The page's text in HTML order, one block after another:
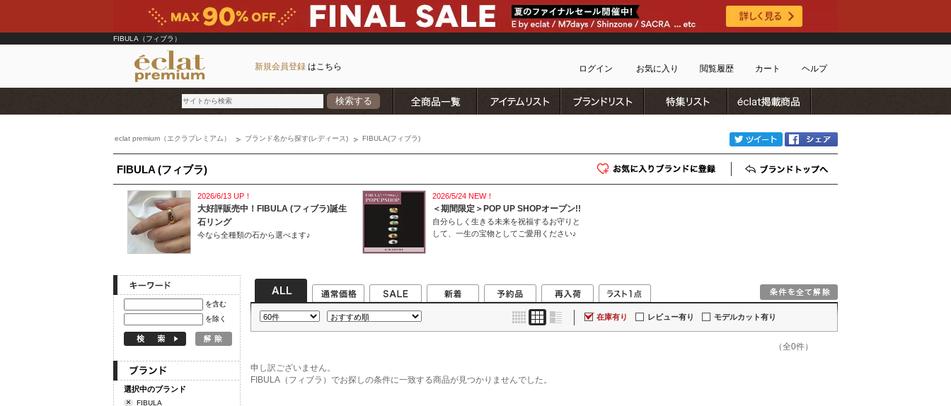
FIBULA（フィブラ）
新規会員登録 はこちら ログイン お気に入り 閲覧履歴 カート ヘルプ
お支払い方法について
キャンセルについて
返品・交換について
検索する
ブランド
カテゴリ
雑誌掲載アイテム
お気に入り
ランキング
雑誌･書籍(一緒に買うと送料無料)
定期購読
eclat premium（エクラプレミアム） ブランド名から探す(レディース) FIBULA(フィブラ)
FIBULA (フィブラ)
お気に入りブランド登録
2026/6/13 UP！
大好評販売中！FIBULA (フィブラ)誕生
石リング
今なら全種類の石から選べます♪
2026/5/24 NEW！
＜期間限定＞POP UP SHOPオープン!!
自分らしく生きる未来を祝福するお守りと
して、一生の宝物としてご愛用ください♪
を含む
を除く
選択中のブランド
× FIBULA
在庫有り レビュー有り モデルカット有り
（全0件）
申し訳ございません。
FIBULA（フィブラ）でお探しの条件に一致する商品が見つかりませんでした。